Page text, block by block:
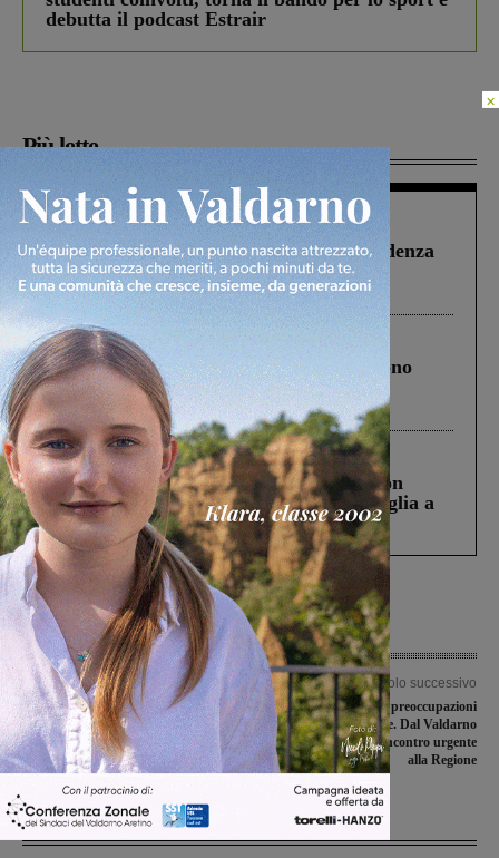
debutta il podcast Estrair
Più lette
Figline Incisa Valdarno 1 Agosto 2026
Piscina di Figline finanziata oltre la scadenza
Pnrr, il gruppo di Fratelli d’Italia: “Un
ringraziamento al Governo”
Cronaca 4 Agosto 2026
Un anno fa la strage in A1 in cui morirono
Gianni, Giulia e Franco. Lo schianto, il
processo, lo stop ai sorpassi fra tir....
Cronaca 3 Agosto 2026
Scomparso da una struttura di Castiglion
Fiorentino l’uomo che aveva ucciso la figlia a
Levane nel 2020
Articolo precedente
118 di Incisa, un infermiere h12 al
posto del medico ad agosto. Trovato
l’accordo
Articolo successivo
Trasporti scolastici, preoccupazioni
per settembre. Dal Valdarno
fiorentino chiesto un incontro urgente
alla Regione
Ultime Notizie
×